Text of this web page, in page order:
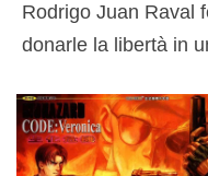
Rodrigo Juan Raval
donarle la libertà in